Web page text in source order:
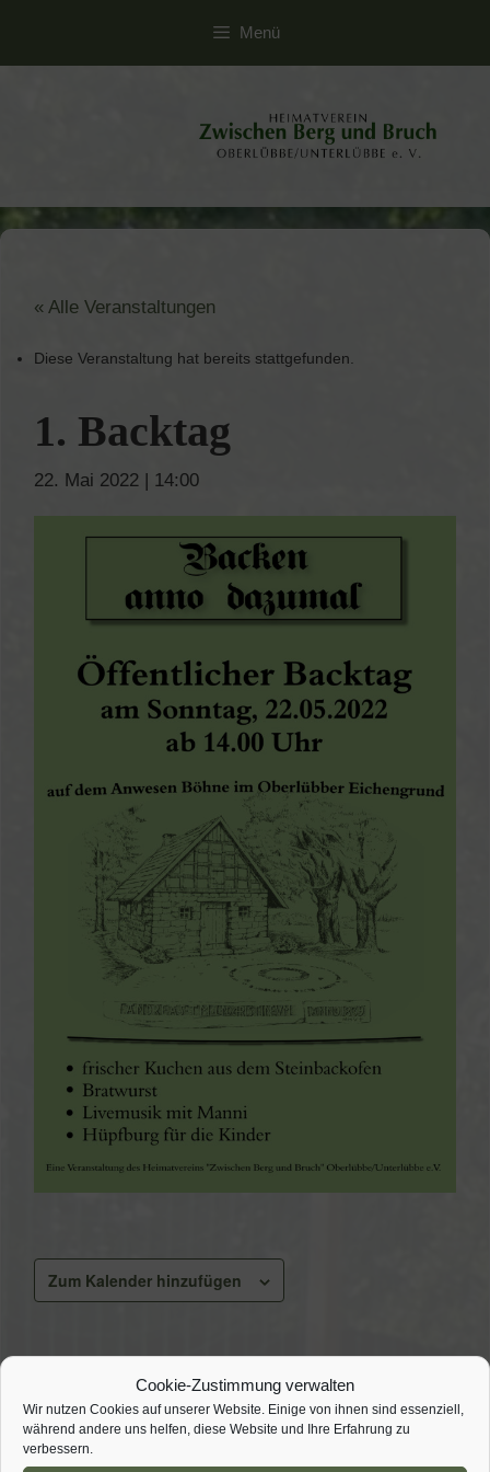
Cookie-Zustimmung verwalten
Wir nutzen Cookies auf unserer Website. Einige von ihnen sind essenziell,
während andere uns helfen, diese Website und Ihre Erfahrung zu
verbessern.
Menü
« Alle Veranstaltungen
Diese Veranstaltung hat bereits stattgefunden.
1. Backtag
22. Mai 2022 | 14:00
Zum Kalender hinzufügen
Datum: 22. Mai 2022
Zeit: